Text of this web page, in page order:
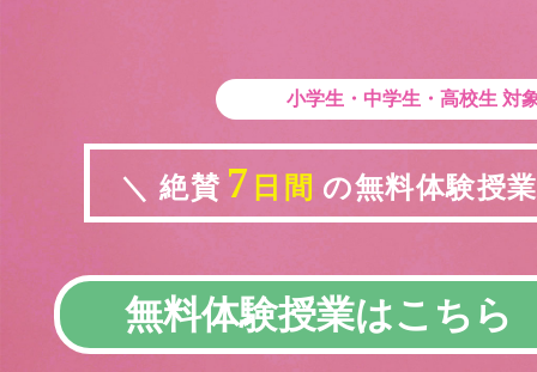
小学生・中学生・高校生 対
＼ 絶賛 7 日間 の無料体験授
無料体験授業はこちら